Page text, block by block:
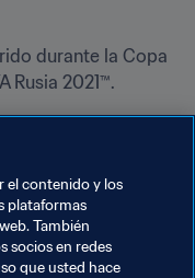
durante la Copa
Rusia 2021™.
también
el contenido y los
plataformas
También
socios en redes
que usted hace